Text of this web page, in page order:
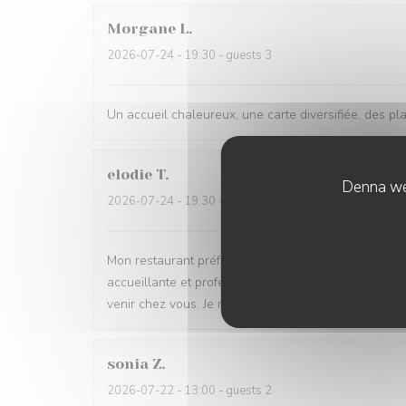
Denna
Morgane L
2026-07-24 - 19:30 - guests 3
Un accueil chaleureux, une carte diversifiée, des
elodie T
2026-07-24 - 19:30 - guests 3
Mon restaurant préféré! De l’accueil jusqu’aux
accueillante et professionnelle, et le parking est un
venir chez vous. Je recommande les yeux fermés !
sonia Z
2026-07-22 - 13:00 - guests 2